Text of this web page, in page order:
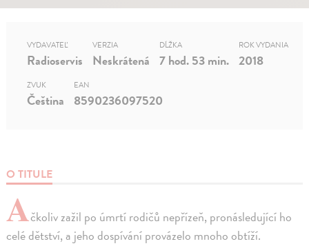
O TITULE
Ačkoliv zažil po úmrtí rodičů nepřízeň, pronásledující ho
celé dětství, a jeho dospívání provázelo mnoho obtíží.
VYDAVATEĽ
Radioservis
VERZIA
Neskrátená
DĹŽKA
7 hod. 53 min.
ROK VYDANIA
2018
ZVUK
Čeština
EAN
8590236097520